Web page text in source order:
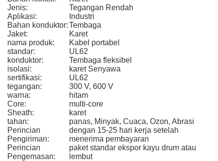
Jenis:
Tegangan Rendah
Aplikasi:
Industri
Bahan konduktor:Tembaga
Jaket:
Karet
nama produk:
Kabel portabel
standar:
UL62
konduktor:
Tembaga fleksibel
isolasi:
karet Senyawa
sertifikasi:
UL62
tegangan:
300 V, 600 V
warna:
hitam
Core:
multi-core
Sheath:
karet
tahan:
panas, Minyak, Cuaca, Ozon, Abrasi
Perincian
Pengiriman:
dengan 15-25 hari kerja setelah
menerima pembayaran
Perincian
Pengemasan:
paket standar ekspor kayu drum atau
lembut